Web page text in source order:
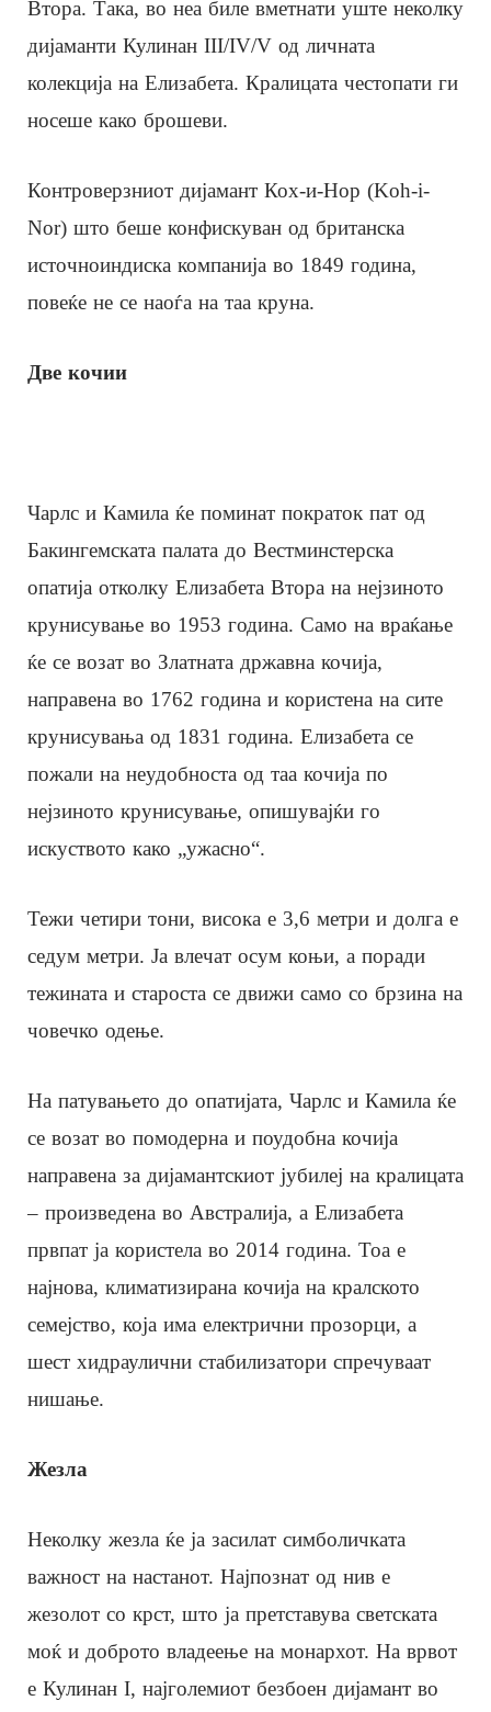
Втора. Така, во неа биле вметнати уште неколку
дијаманти Кулинан III/IV/V од личната
колекција на Елизабета. Кралицата честопати ги
носеше како брошеви.
Контроверзниот дијамант Кох-и-Нор (Koh-i-
Nor) што беше конфискуван од британска
источноиндиска компанија во 1849 година,
повеќе не се наоѓа на таа круна.
Две кочии
Чарлс и Камила ќе поминат пократок пат од
Бакингемската палата до Вестминстерска
опатија отколку Елизабета Втора на нејзиното
крунисување во 1953 година. Само на враќање
ќе се возат во Златната државна кочија,
направена во 1762 година и користена на сите
крунисувања од 1831 година. Елизабета се
пожали на неудобноста од таа кочија по
нејзиното крунисување, опишувајќи го
искуството како „ужасно“.
Тежи четири тони, висока е 3,6 метри и долга е
седум метри. Ја влечат осум коњи, а поради
тежината и староста се движи само со брзина на
човечко одење.
На патувањето до опатијата, Чарлс и Камила ќе
се возат во помодерна и поудобна кочија
направена за дијамантскиот јубилеј на кралицата
– произведена во Австралија, а Елизабета
првпат ја користела во 2014 година. Тоа е
најнова, климатизирана кочија на кралското
семејство, која има електрични прозорци, а
шест хидраулични стабилизатори спречуваат
нишање.
Жезла
Неколку жезла ќе ја засилат симболичката
важност на настанот. Најпознат од нив е
жезолот со крст, што ја претставува светската
моќ и доброто владеење на монархот. На врвот
е Кулинан I, најголемиот безбоен дијамант во